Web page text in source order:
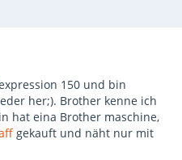
150 und bin
her;). Brother kenne ich
hat eina Brother maschine,
gekauft und näht nur mit